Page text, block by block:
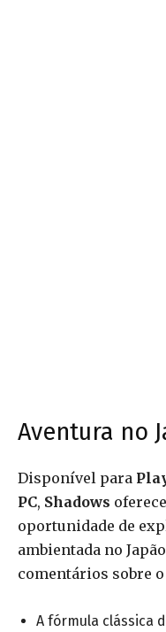
Aventura no
Disponível para
PC, Shadows
oportunidade de
ambientada no
comentários sobre
A fórmula clássica